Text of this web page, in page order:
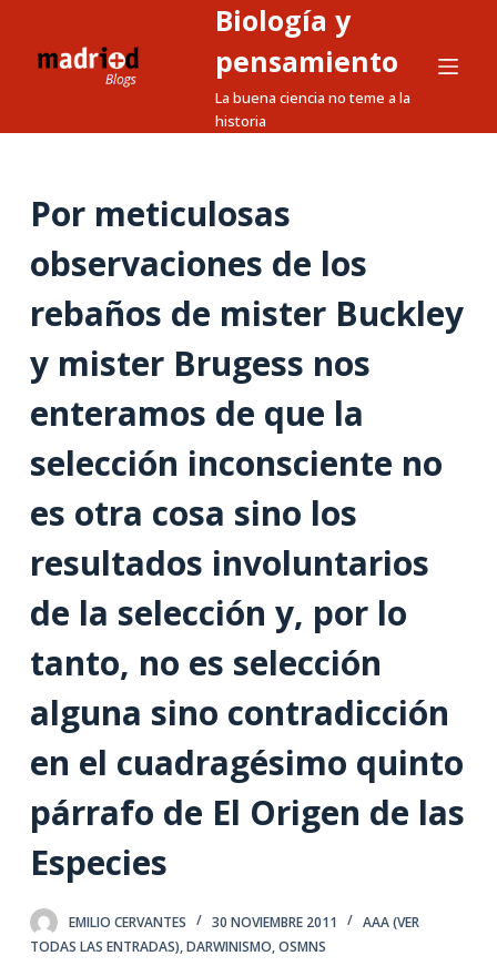
a
n
d
Biología y
pensamiento
La buena ciencia no teme a la
historia
Por meticulosas
observaciones de los
rebaños de mister Buckley
y mister Brugess nos
enteramos de que la
selección inconsciente no
es otra cosa sino los
resultados involuntarios
de la selección y, por lo
tanto, no es selección
alguna sino contradicción
en el cuadragésimo quinto
párrafo de El Origen de las
Especies
EMILIO CERVANTES 30 NOVIEMBRE 2011
AAA (VER
TODAS LAS ENTRADAS),DARWINISMO,OSMNS